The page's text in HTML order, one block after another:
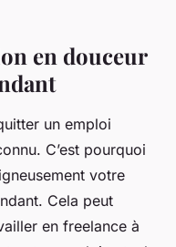
en douceur
un emploi
C’est pourquoi
votre
Cela peut
en freelance à